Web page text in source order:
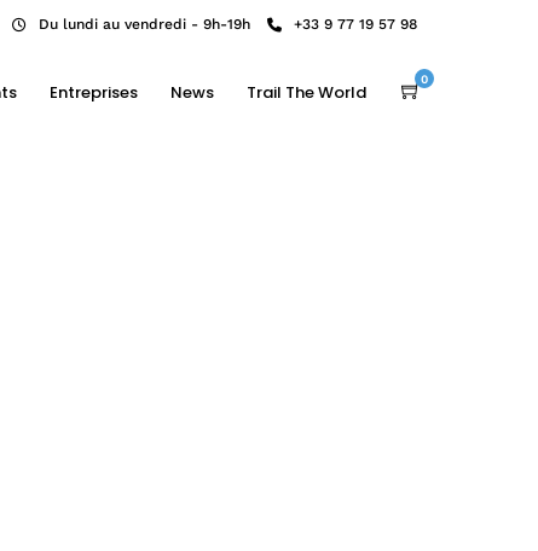
Du lundi au vendredi - 9h-19h +33 9 77 19 57 98
Entreprises News Trail The World
0